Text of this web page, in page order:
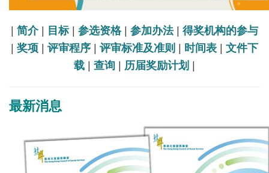
| 简介| 目标 | 参选资格| 参加办法| 得奖机构的参与
| 奖项 | 评审程序 | 评审标准及准则 | 时间表 | 文件下
载 | 查询 | 历届奖励计划 |
最新消息